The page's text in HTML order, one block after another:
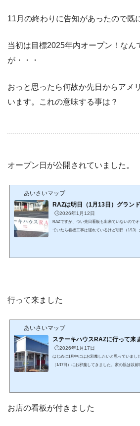
11月の終わりに告知があったので既
当初は目標2025年内オープン！なん
が・・・
おっと思ったら何故か先日からアメ
います。これの意味する事は？
オープン日が公開されていました。
あいさいマップ
RAZは明日（1月13日）グラン
🕒️2026年1月12日
RAZですが、つい先日看板も出来ていないので
ていたら看板工事は遅れているけど明日（1/13）
行って来ました
あいさいマップ
ステーキハウスRAZに行って来
🕒️2026年1月17日
はじめに1月中にはお邪魔したいと思っていまし
（1/17日）にお邪魔してきました。家の親は以
わせでオーダーレアステーキは炙りもやっている
お店の看板が付きました